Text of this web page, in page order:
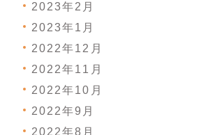
2023年2月
2023年1月
2022年12月
2022年11月
2022年10月
2022年9月
2022年8月